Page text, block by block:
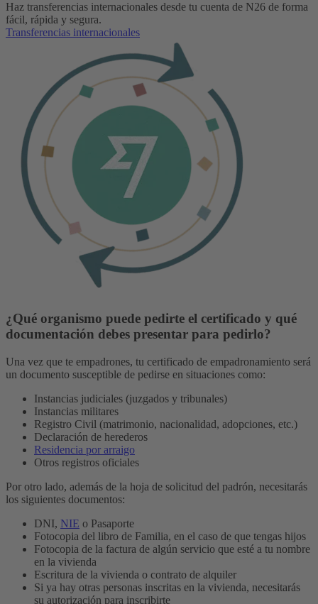
Haz transferencias internacionales desde tu cuenta de N26 de forma
fácil, rápida y segura.
Transferencias internacionales
¿Qué organismo puede pedirte el certificado y qué
documentación debes presentar para pedirlo?
Una vez que te empadrones, tu certificado de empadronamiento será
un documento susceptible de pedirse en situaciones como:
Instancias judiciales (juzgados y tribunales)
Instancias militares
Registro Civil (matrimonio, nacionalidad, adopciones, etc.)
Declaración de herederos
Residencia por arraigo
Otros registros oficiales
Por otro lado, además de la hoja de solicitud del padrón, necesitarás
los siguientes documentos:
DNI, NIE o Pasaporte
Fotocopia del libro de Familia, en el caso de que tengas hijos
Fotocopia de la factura de algún servicio que esté a tu nombre
en la vivienda
Escritura de la vivienda o contrato de alquiler
Si ya hay otras personas inscritas en la vivienda, necesitarás
su autorización para inscribirte